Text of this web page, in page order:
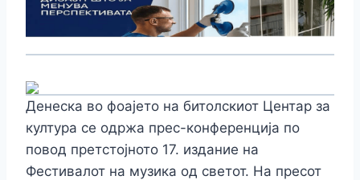
Денеска во фоајето на битолскиот Центар за
култура се одржа прес-конференција по
повод претстојното 17. издание на
Фестивалот на музика од светот. На пресот